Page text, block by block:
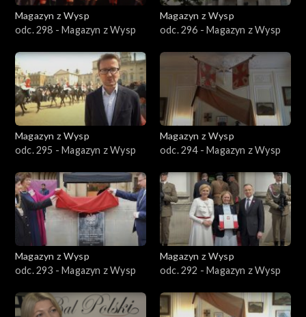
Magazyn z Wysp
odc. 298 - Magazyn z Wysp
Magazyn z Wysp
odc. 296 - Magazyn z Wysp
Magazyn z Wysp
odc. 295 - Magazyn z Wysp
Magazyn z Wysp
odc. 294 - Magazyn z Wysp
Magazyn z Wysp
odc. 293 - Magazyn z Wysp
Magazyn z Wysp
odc. 292 - Magazyn z Wysp